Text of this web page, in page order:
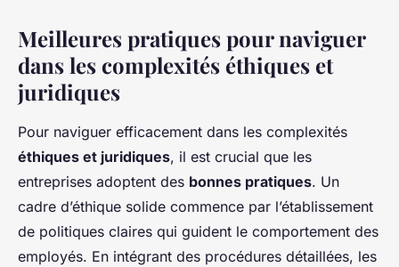
Meilleures pratiques pour naviguer
dans les complexités éthiques et
juridiques
Pour naviguer efficacement dans les complexités
éthiques et juridiques, il est crucial que les
entreprises adoptent des bonnes pratiques. Un
cadre d’éthique solide commence par l’établissement
de politiques claires qui guident le comportement des
employés. En intégrant des procédures détaillées, les